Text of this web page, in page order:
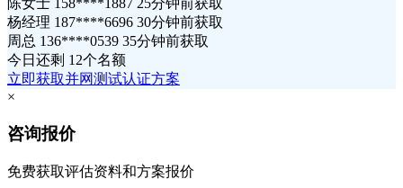
陈女士 158****1887 25分钟前获取
杨经理 187****6696 30分钟前获取
周总 136****0539 35分钟前获取
今日还剩 12个名额
立即获取并网测试认证方案
×
咨询报价
免费获取评估资料和方案报价